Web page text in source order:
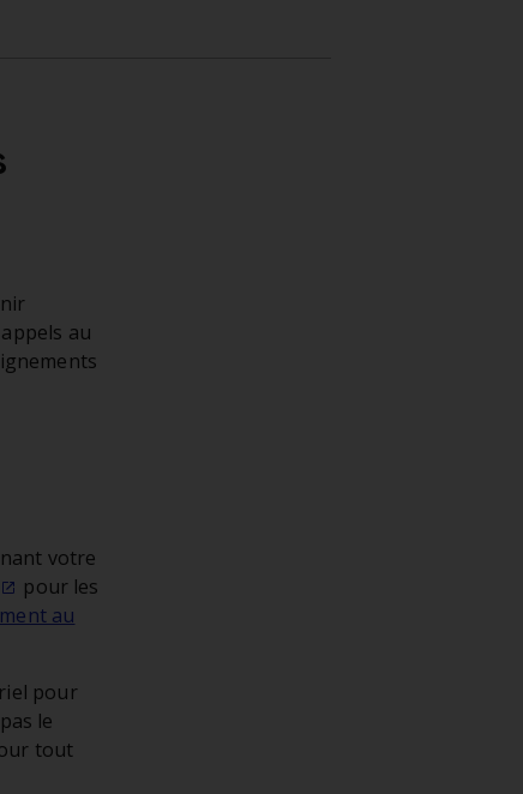
au
votre
pour les
au
pour
le
tout